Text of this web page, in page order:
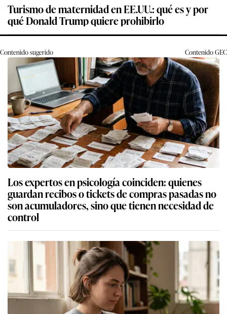
Turismo de maternidad en EE.UU.: qué es y por
qué Donald Trump quiere prohibirlo
Contenido sugerido ContenidoGEC
Los expertos en psicología coinciden: quienes
guardan recibos o tickets de compras pasadas no
son acumuladores, sino que tienen necesidad de
control